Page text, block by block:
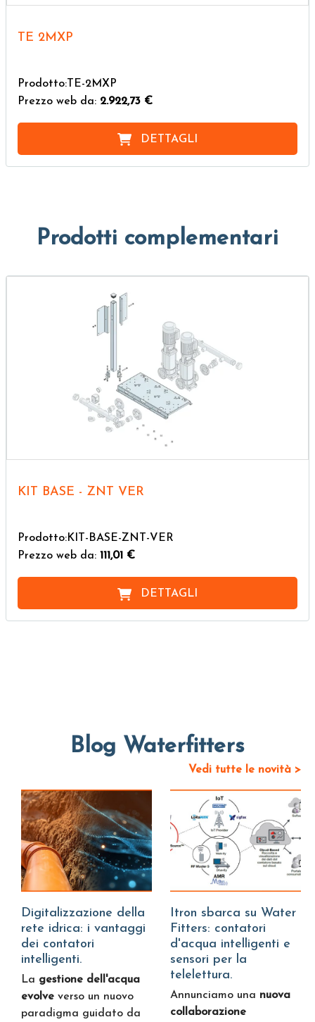
TE 2MXP
Prodotto:TE-2MXP
Prezzo web da: 2.922,73 €
DETTAGLI
Prodotti complementari
KIT BASE - ZNT VER
Prodotto:KIT-BASE-ZNT-VER
Prezzo web da: 111,01 €
DETTAGLI
Blog Waterfitters
Vedi tutte le novità >
Digitalizzazione della
rete idrica: i vantaggi
dei contatori
intelligenti.
La gestione dell'acqua
evolve verso un nuovo
paradigma guidato da
Itron sbarca su Water
Fitters: contatori
d'acqua intelligenti e
sensori per la
telelettura.
Annunciamo una nuova
collaborazione